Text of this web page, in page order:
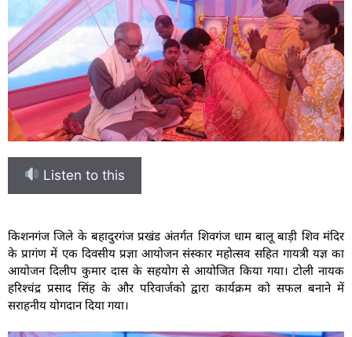
Listen to this
किशनगंज जिले के बहादुरगंज प्रखंड अंतर्गत शिवगंज धाम बालू बाड़ी शिव मंदिर
के प्रागंण में एक दिवसीय प्रज्ञा आयोजन संस्कार महोत्सव सहित गायत्री यज्ञ का
आयोजन दिलीप कुमार दास के सहयोग से आयोजित किया गया। टोली नायक
हरिश्चंद्र प्रसाद सिंह के और परिवार्जको द्वारा कार्यक्रम को सफल बनाने में
सराहनीय योगदान दिया गया।